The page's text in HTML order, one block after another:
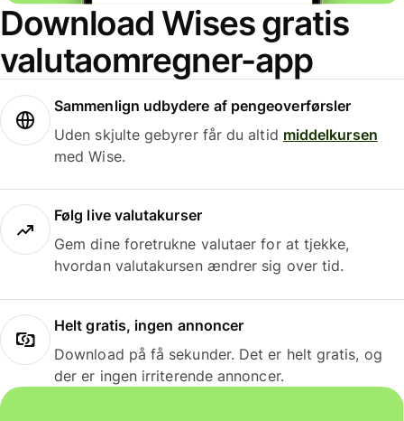
Download Wises gratis
valutaomregner-app
Sammenlign udbydere af pengeoverførsler
Uden skjulte gebyrer får du altid middelkursen
med Wise.
Følg live valutakurser
Gem dine foretrukne valutaer for at tjekke,
hvordan valutakursen ændrer sig over tid.
Helt gratis, ingen annoncer
Download på få sekunder. Det er helt gratis, og
der er ingen irriterende annoncer.